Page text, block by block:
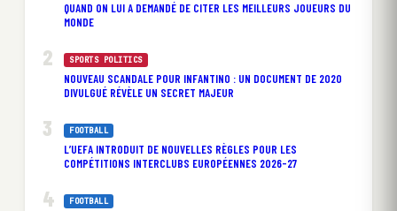
QUAND ON LUI A DEMANDÉ DE CITER LES MEILLEURS JOUEURS DU
MONDE
SPORTS POLITICS
NOUVEAU SCANDALE POUR INFANTINO : UN DOCUMENT DE 2020
DIVULGUÉ RÉVÈLE UN SECRET MAJEUR
FOOTBALL
L’UEFA INTRODUIT DE NOUVELLES RÈGLES POUR LES
COMPÉTITIONS INTERCLUBS EUROPÉENNES 2026-27
FOOTBALL